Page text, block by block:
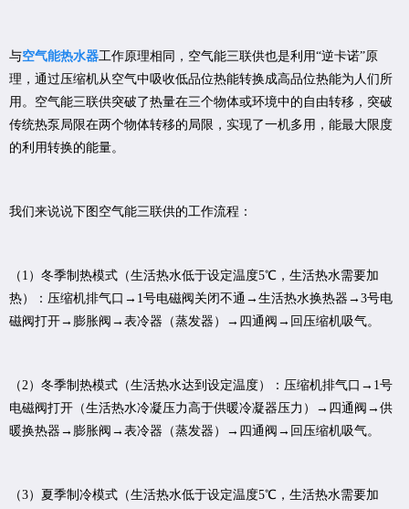
与空气能热水器工作原理相同，空气能三联供也是利用“逆卡诺”原
理，通过压缩机从空气中吸收低品位热能转换成高品位热能为人们所
用。空气能三联供突破了热量在三个物体或环境中的自由转移，突破
传统热泵局限在两个物体转移的局限，实现了一机多用，能最大限度
的利用转换的能量。
我们来说说下图空气能三联供的工作流程：
（1）冬季制热模式（生活热水低于设定温度5℃，生活热水需要加
热）：压缩机排气口→1号电磁阀关闭不通→生活热水换热器→3号电
磁阀打开→膨胀阀→表冷器（蒸发器）→四通阀→回压缩机吸气。
（2）冬季制热模式（生活热水达到设定温度）：压缩机排气口→1号
电磁阀打开（生活热水冷凝压力高于供暖冷凝器压力）→四通阀→供
暖换热器→膨胀阀→表冷器（蒸发器）→四通阀→回压缩机吸气。
（3）夏季制冷模式（生活热水低于设定温度5℃，生活热水需要加